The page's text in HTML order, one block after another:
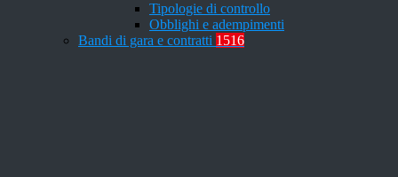
Tipologie di controllo
Obblighi e adempimenti
Bandi di gara e contratti 1516